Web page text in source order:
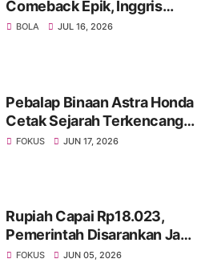
Comeback Epik, Inggris
Tumbang 1-2 Dalam Drama
BOLA JUL 16, 2026
Pebalap Binaan Astra Honda
Cetak Sejarah Terkencang
di Estoril
FOKUS JUN 17, 2026
Rupiah Capai Rp18.023,
Pemerintah Disarankan Jaga
Kepercayaan Pasar dan
FOKUS JUN 05, 2026